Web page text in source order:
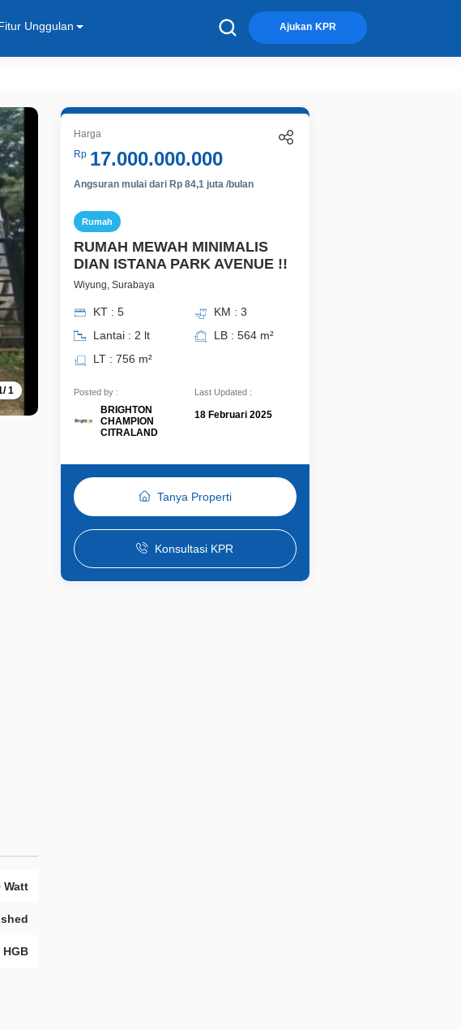
Unggulan Ajukan KPR
/1
Watt
HGB
Harga
Rp 17.000.000.000
Angsuran mulai dari Rp 84,1 juta /bulan
Rumah
RUMAH MEWAH MINIMALIS
DIAN ISTANA PARK AVENUE !!
Wiyung, Surabaya
KT : 5
KM : 3
Lantai : 2 lt
LB : 564 m²
LT : 756 m²
Posted by :
BRIGHTON
CHAMPION
CITRALAND
Last Updated :
18 Februari 2025
Tanya Properti
Konsultasi KPR